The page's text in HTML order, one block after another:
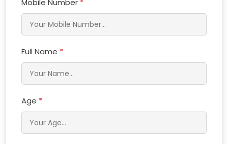
Mobile Number *
Full Name *
Age *